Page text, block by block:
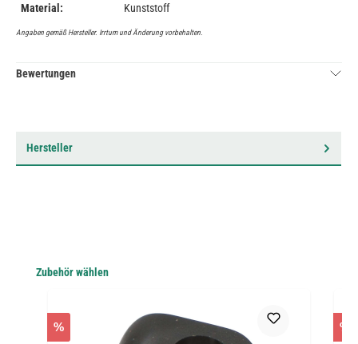
Material: Kunststoff
Angaben gemäß Hersteller. Irrtum und Änderung vorbehalten.
Bewertungen
Hersteller
Produktgalerie überspringen
Zubehör wählen
% %